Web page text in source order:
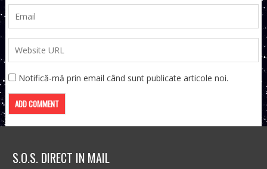
Notifică-mă prin email când sunt publicate articole noi.
S.O.S. DIRECT IN MAIL